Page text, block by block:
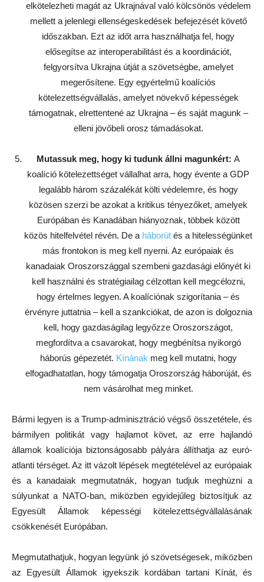
elkötelezheti magát az Ukrajnával való kölcsönös védelem
mellett a jelenlegi ellenségeskedések befejezését követő
időszakban. Ezt az időt arra használhatja fel, hogy
elősegítse az interoperabilitást és a koordinációt,
felgyorsítva Ukrajna útját a szövetségbe, amelyet
megerősítene. Egy egyértelmű koalíciós
kötelezettségvállalás, amelyet növekvő képességek
támogatnak, elrettentené az Ukrajna – és saját magunk –
elleni jövőbeli orosz támadásokat.
Mutassuk meg, hogy ki tudunk állni magunkért: A
koalíció kötelezettséget vállalhat arra, hogy évente a GDP
legalább három százalékát költi védelemre, és hogy
közösen szerzi be azokat a kritikus tényezőket, amelyek
Európában és Kanadában hiányoznak, többek között
közös hitelfelvétel révén. De a háborút és a hitelességünket
más frontokon is meg kell nyerni. Az európaiak és
kanadaiak Oroszországgal szembeni gazdasági előnyét ki
kell használni és stratégiailag célzottan kell megcélozni,
hogy értelmes legyen. A koalíciónak szigorítania – és
érvényre juttatnia – kell a szankciókat, de azon is dolgoznia
kell, hogy gazdaságilag legyőzze Oroszországot,
megfordítva a csavarokat, hogy megbénítsa nyikorgó
háborús gépezetét. Kínának meg kell mutatni, hogy
elfogadhatatlan, hogy támogatja Oroszország háborúját, és
nem vásárolhat meg minket.
Bármi legyen is a Trump-adminisztráció végső összetétele, és
bármilyen politikát vagy hajlamot követ, az erre hajlandó
államok koalíciója biztonságosabb pályára állíthatja az euró-
atlanti térséget. Az itt vázolt lépések megtételével az európaiak
és a kanadaiak megmutatnák, hogyan tudjuk meghúzni a
súlyunkat a NATO-ban, miközben egyidejűleg biztosítjuk az
Egyesült Államok képességi kötelezettségvállalásának
csökkenését Európában.
Megmutathatjuk, hogyan legyünk jó szövetségesek, miközben
az Egyesült Államok igyekszik kordában tartani Kínát, és